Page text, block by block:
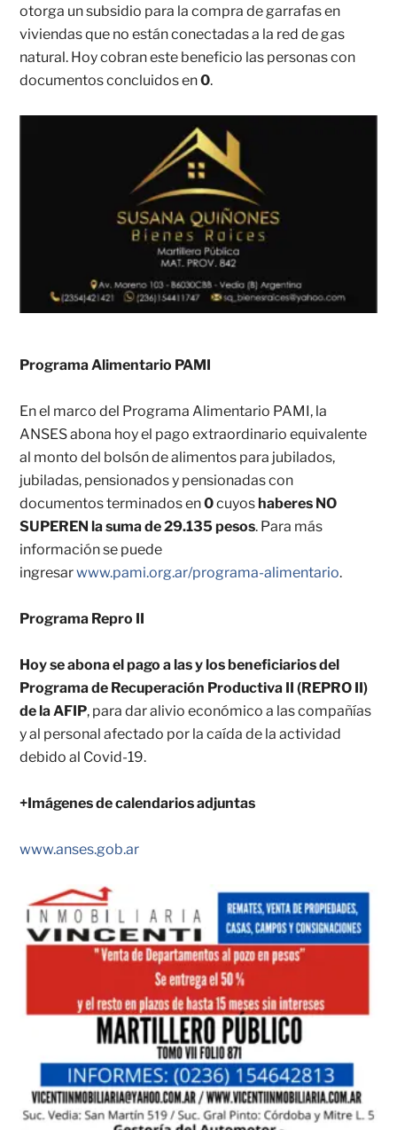
otorga un subsidio para la compra de garrafas en
viviendas que no están conectadas a la red de gas
natural. Hoy cobran este beneficio las personas con
documentos concluidos en0.
Programa Alimentario PAMI
En el marco del Programa Alimentario PAMI, la
ANSES abona hoy el pago extraordinario equivalente
al monto del bolsón de alimentos para jubilados,
jubiladas, pensionados y pensionadas con
documentos terminados en0cuyoshaberes NO
SUPEREN la suma de 29.135 pesos. Para más
información se puede
ingresarwww.pami.org.ar/programa-alimentario.
Programa Repro II
Hoy se abona el pago a las y los beneficiarios del
Programa de Recuperación Productiva II (REPRO II)
de la AFIP, para dar alivio económico a las compañías
y al personal afectado por la caída de la actividad
debido al Covid-19.
+Imágenes de calendarios adjuntas
www.anses.gob.ar